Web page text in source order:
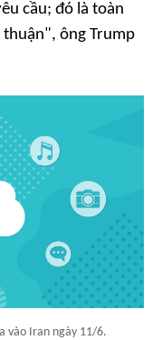
cầu; đó là toàn
thuận", ông Trump
vào Iran ngày 11/6.